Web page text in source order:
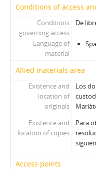
Conditions of access
Conditions
governing access
De
Language of
material
Allied materials area
Existence and
location of
originals
Los
Existence and
location of copies
Para
Access points